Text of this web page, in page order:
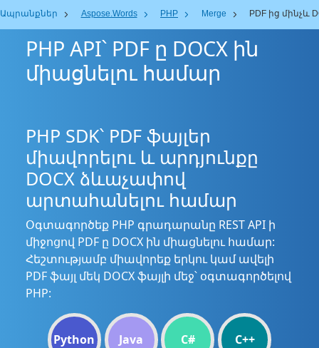
Ապրանքներ Aspose.Words PHP Merge PDF ից մինչև
PHP API՝ PDF ը DOCX ին
միացնելու համար
PHP SDK՝ PDF ֆայլեր
միավորելու և արդյունքը
DOCX ձևաչափով
արտահանելու համար
Օգտագործեք PHP գրադարանը REST API ի
միջոցով PDF ը DOCX ին միացնելու համար:
Հեշտությամբ միավորեք երկու կամ ավելի
PDF ֆայլ մեկ DOCX ֆայլի մեջ՝ օգտագործելով
PHP:
Python Java C# C++